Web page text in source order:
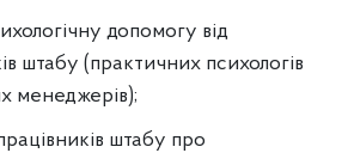
допомогу від
штабу (практичних психологів
менеджерів);
штабу про